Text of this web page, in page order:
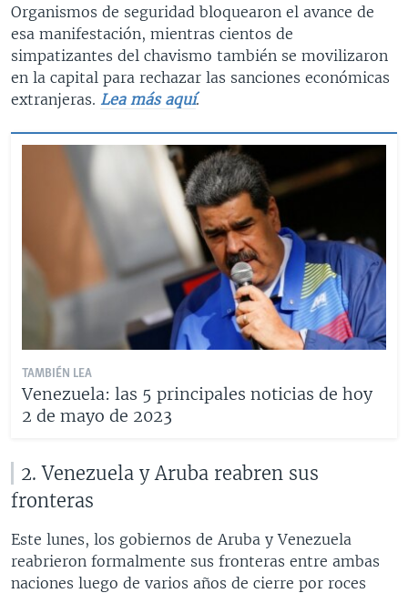
Organismos de seguridad bloquearon el avance de
esa manifestación, mientras cientos de
simpatizantes del chavismo también se movilizaron
en la capital para rechazar las sanciones económicas
extranjeras. Lea más aquí.
TAMBIÉN LEA
Venezuela: las 5 principales noticias de hoy
2 de mayo de 2023
2. Venezuela y Aruba reabren sus
fronteras
Este lunes, los gobiernos de Aruba y Venezuela
reabrieron formalmente sus fronteras entre ambas
naciones luego de varios años de cierre por roces